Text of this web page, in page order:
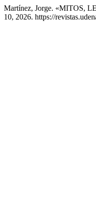
Martínez, Jorge. «MITOS,
10, 2026. https://